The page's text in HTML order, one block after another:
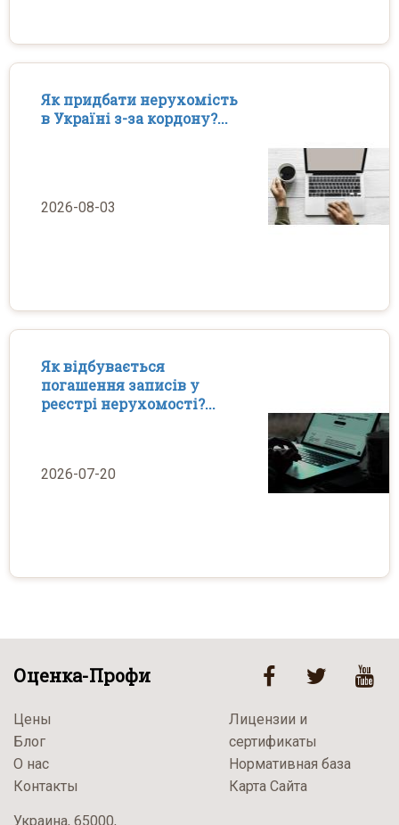
Як придбати нерухомість
в Україні з-за кордону?...
2026-08-03
Як відбувається
погашення записів у
реєстрі нерухомості?...
2026-07-20
Оценка-Профи
Цены
Блог
О нас
Контакты
Лицензии и
сертификаты
Нормативная база
Карта Сайта
Украина, 65000,